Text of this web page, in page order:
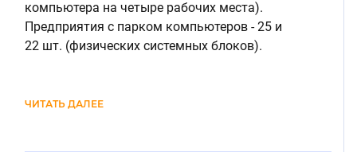
компьютера на четыре рабочих места).
Предприятия с парком компьютеров - 25 и
22 шт. (физических системных блоков).
ЧИТАТЬ ДАЛЕЕ